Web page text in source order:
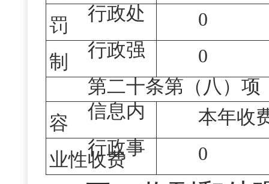
行政处
罚
0
行政强
制
0
第二十条第（八）项
信息内
容
本年收
行政事
业性收费 0